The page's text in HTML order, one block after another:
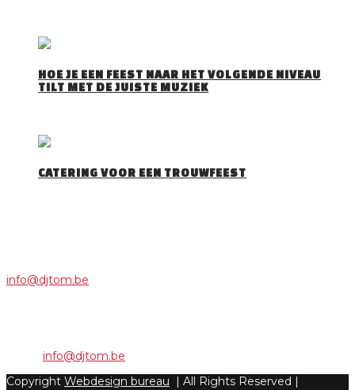
HOE JE EEN FEEST NAAR HET VOLGENDE NIVEAU
TILT MET DE JUISTE MUZIEK
CATERING VOOR EEN TROUWFEEST
info@djtom.be
info@djtom.be
Copyright Webdesign bureau | All Rights Reserved |